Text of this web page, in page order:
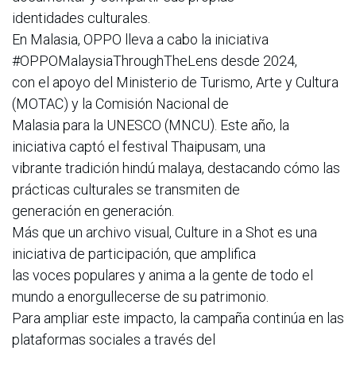
identidades culturales.
En Malasia, OPPO lleva a cabo la iniciativa
#OPPOMalaysiaThroughTheLens desde 2024,
con el apoyo del Ministerio de Turismo, Arte y Cultura
(MOTAC) y la Comisión Nacional de
Malasia para la UNESCO (MNCU). Este año, la
iniciativa captó el festival Thaipusam, una
vibrante tradición hindú malaya, destacando cómo las
prácticas culturales se transmiten de
generación en generación.
Más que un archivo visual, Culture in a Shot es una
iniciativa de participación, que amplifica
las voces populares y anima a la gente de todo el
mundo a enorgullecerse de su patrimonio.
Para ampliar este impacto, la campaña continúa en las
plataformas sociales a través del